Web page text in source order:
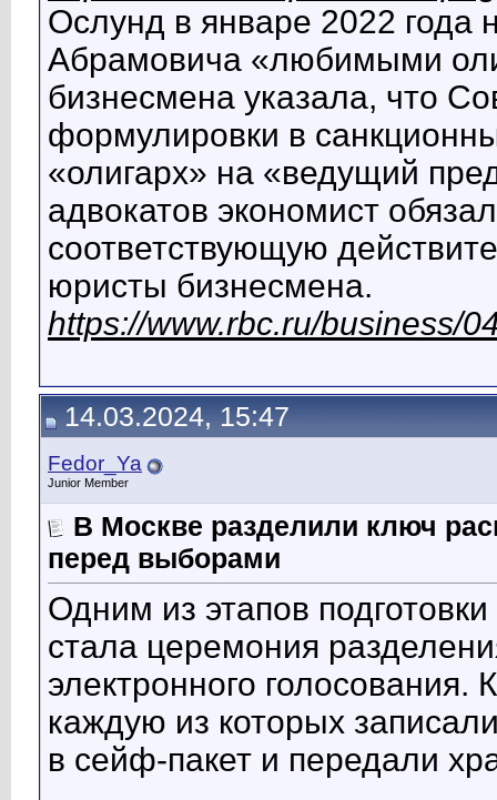
Ослунд в январе 2022 года
Абрамовича «любимыми
бизнесмена указала, что
формулировки в
«олигарх» на «ведущий
адвокатов экономист
соответствующую
юристы бизнесмена.
https://www.rbc.ru/business/
14.03.2024, 15:47
Fedor_Ya
Junior Member
В Москве разделили ключ
перед выборами
Одним из этапов
стала церемония
электронного
каждую из которых
в сейф-пакет и передали